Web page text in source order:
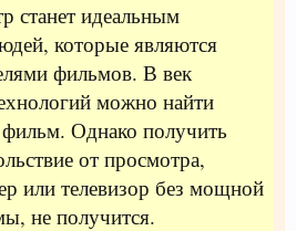
станет идеальным
которые являются
фильмов. В век
можно найти
Однако получить
от просмотра,
или телевизор без мощной
не получится.